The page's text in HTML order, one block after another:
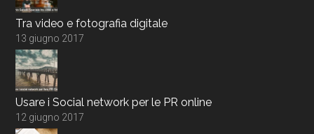
Tra video e fotografia digitale
13 giugno 2017
Usare i Social network per le PR online
12 giugno 2017